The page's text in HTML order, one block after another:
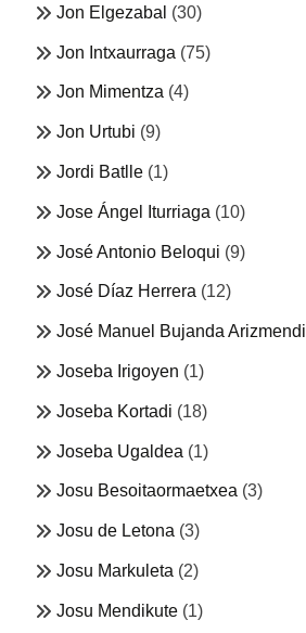
Jon Elgezabal (30)
Jon Intxaurraga (75)
Jon Mimentza (4)
Jon Urtubi (9)
Jordi Batlle (1)
Jose Ángel Iturriaga (10)
José Antonio Beloqui (9)
José Díaz Herrera (12)
José Manuel Bujanda Arizmendi
Joseba Irigoyen (1)
Joseba Kortadi (18)
Joseba Ugaldea (1)
Josu Besoitaormaetxea (3)
Josu de Letona (3)
Josu Markuleta (2)
Josu Mendikute (1)